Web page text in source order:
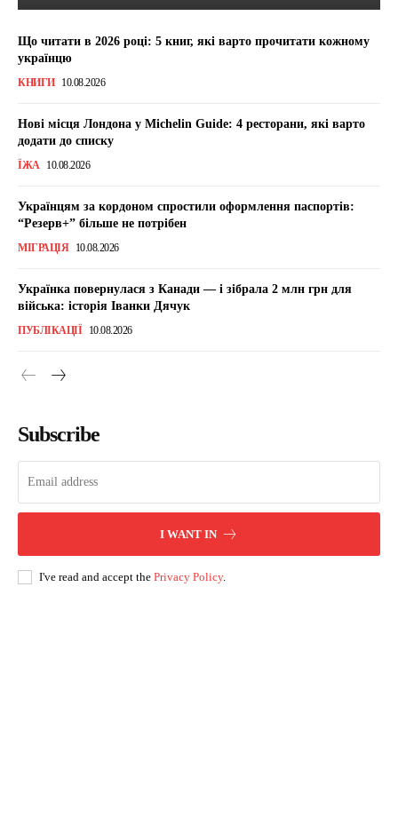
Що читати в 2026 році: 5 книг, які варто прочитати кожному
українцю
КНИГИ 10.08.2026
Нові місця Лондона у Michelin Guide: 4 ресторани, які варто
додати до списку
ЇЖА 10.08.2026
Українцям за кордоном спростили оформлення паспортів:
“Резерв+” більше не потрібен
МІГРАЦІЯ 10.08.2026
Українка повернулася з Канади — і зібрала 2 млн грн для
війська: історія Іванки Дячук
ПУБЛІКАЦІЇ 10.08.2026
Subscribe
I WANT IN
I've read and accept the Privacy Policy.